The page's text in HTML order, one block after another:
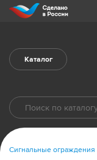
Каталог
Сигнальные ограждения